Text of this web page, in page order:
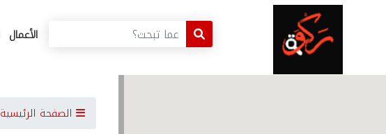
الأعمال
الصفحة الرئيسية